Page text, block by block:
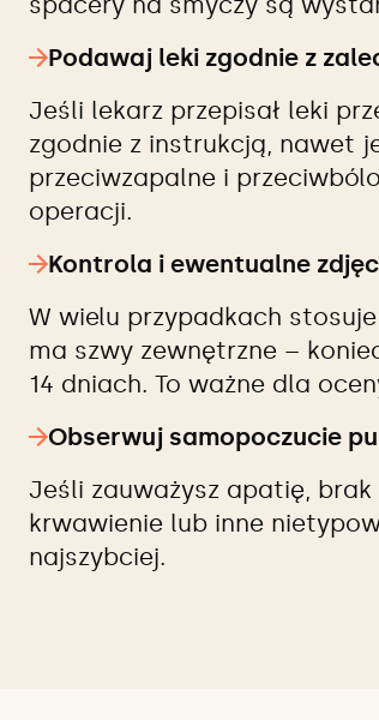
Podawaj leki zgodnie z
Jeśli lekarz przepisał leki
zgodnie z instrukcją, nawet
przeciwzapalne i
operacji.
Kontrola i ewentualne
W wielu przypadkach
ma szwy zewnętrzne –
14 dniach. To ważne dla
Obserwuj samopoczucie
Jeśli zauważysz apatię,
krwawienie lub inne
najszybciej.